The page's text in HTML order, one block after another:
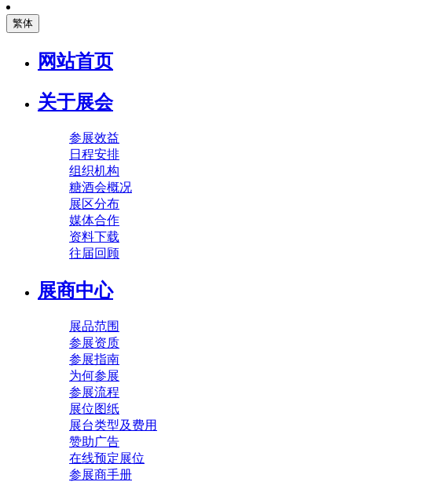
繁体
网站首页
关于展会
参展效益
日程安排
组织机构
糖酒会概况
展区分布
媒体合作
资料下载
往届回顾
展商中心
展品范围
参展资质
参展指南
为何参展
参展流程
展位图纸
展台类型及费用
赞助广告
在线预定展位
参展商手册